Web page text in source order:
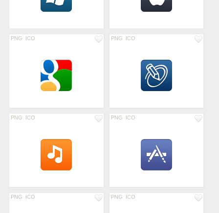
PNG ICO PNG ICO
PNG ICO PNG ICO
PNG ICO PNG ICO